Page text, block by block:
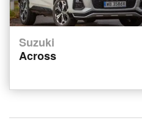
Suzuki
Across